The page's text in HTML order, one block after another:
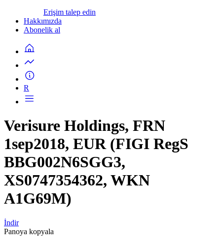
Erişim talep edin
Hakkımızda
Abonelik al
R
Verisure Holdings, FRN
1sep2018, EUR (FIGI RegS
BBG002N6SGG3,
XS0747354362, WKN
A1G69M)
İndir
Panoya kopyala